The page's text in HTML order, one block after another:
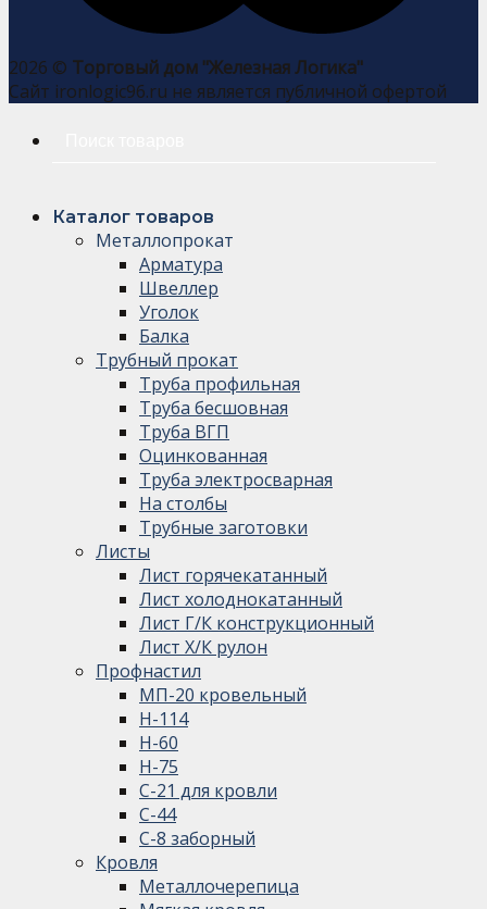
2026 © Торговый дом "Железная Логика"
Сайт ironlogic96.ru не является публичной офертой
Каталог товаров
Металлопрокат
Арматура
Швеллер
Уголок
Балка
Трубный прокат
Труба профильная
Труба бесшовная
Труба ВГП
Оцинкованная
Труба электросварная
На столбы
Трубные заготовки
Листы
Лист горячекатанный
Лист холоднокатанный
Лист Г/К конструкционный
Лист Х/К рулон
Профнастил
МП-20 кровельный
Н-114
Н-60
Н-75
С-21 для кровли
С-44
С-8 заборный
Кровля
Металлочерепица